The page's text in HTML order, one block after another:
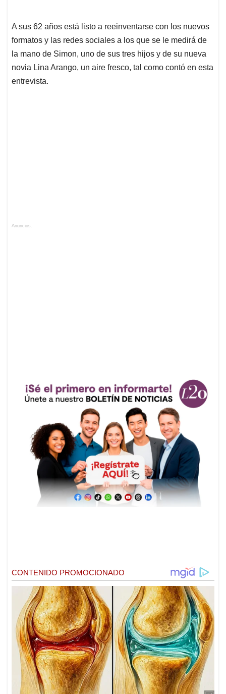
A sus 62 años está listo a reeinventarse con los nuevos
formatos y las redes sociales a los que se le medirá de
la mano de Simon, uno de sus tres hijos y de su nueva
novia Lina Arango, un aire fresco, tal como contó en esta
entrevista.
Anuncios.